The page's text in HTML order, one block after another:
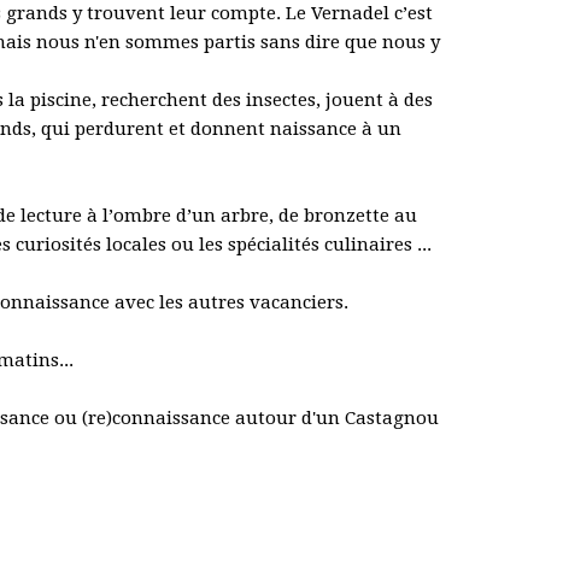
y trouvent leur compte. Le Vernadel c’est
nous n'en sommes partis sans dire que nous y
piscine, recherchent des insectes, jouent à des
qui perdurent et donnent naissance à un
lecture à l’ombre d’un arbre, de bronzette au
curiosités locales ou les spécialités culinaires ...
avec les autres vacanciers.
ou (re)connaissance autour d'un Castagnou